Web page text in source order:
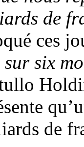
de
ces
six
de